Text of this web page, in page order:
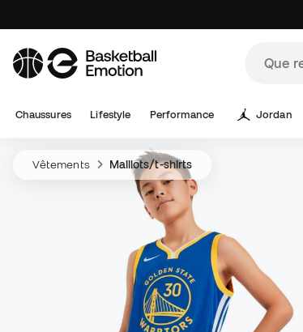
Chaussures Lifestyle Performance Jordan
Vêtements Maillots/t-shirts